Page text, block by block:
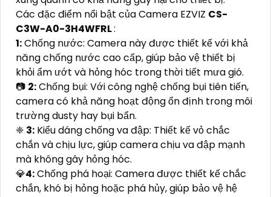
Các đặc điểm nổi bật của Camera EZVIZ CS-
C3W-A0-3H4WFRL:
1:Chống nước: Camera này được thiết kế với khả
năng chống nước cao cấp, giúp bảo vệ thiết bị
khỏi ẩm ướt và hỏng hóc trong thời tiết mưa gió.
📷 2:Chống bụi: Với công nghệ chống bụi tiên tiến,
camera có khả năng hoạt động ổn định trong môi
trường dusty hay bụi bẩn.
❈ 3: Kiểu dáng chống va đập: Thiết kế vỏ chắc
chắn và chịu lực, giúp camera chịu va đập mạnh
mà không gây hỏng hóc.
💎4:Chống phá hoại: Camera được thiết kế chắc
chắn, khó bị hỏng hoặc phá hủy, giúp bảo vệ hệ